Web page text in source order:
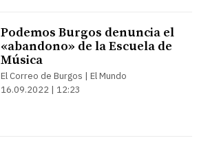
Podemos Burgos denuncia el
«abandono» de la Escuela de
Música
El Correo de Burgos | El Mundo
16.09.2022 | 12:23